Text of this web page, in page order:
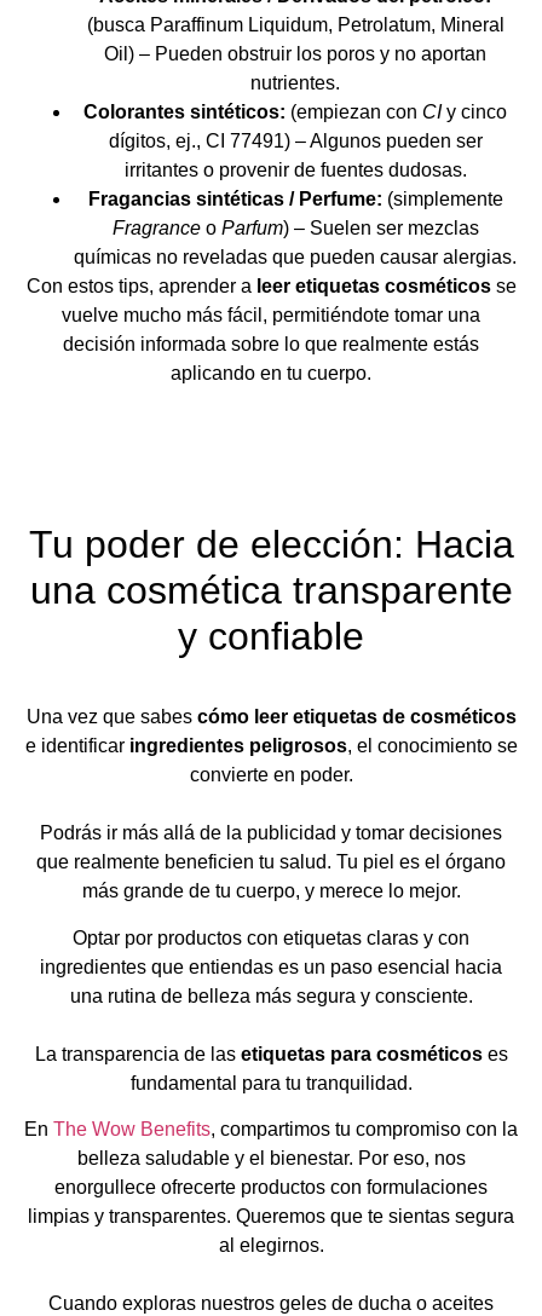
(busca Paraffinum Liquidum, Petrolatum, Mineral
Oil) – Pueden obstruir los poros y no aportan
nutrientes.
Colorantes sintéticos: (empiezan con CIy cinco
dígitos, ej., CI 77491) – Algunos pueden ser
irritantes o provenir de fuentes dudosas.
Fragancias sintéticas / Perfume: (simplemente
Fragranceo Parfum) – Suelen ser mezclas
químicas no reveladas que pueden causar alergias.
Con estos tips, aprender a leer etiquetas cosméticosse
vuelve mucho más fácil, permitiéndote tomar una
decisión informada sobre lo que realmente estás
aplicando en tu cuerpo.
Tu poder de elección: Hacia
una cosmética transparente
y confiable
Una vez que sabes cómo leer etiquetas de cosméticos
e identificar ingredientes peligrosos, el conocimiento se
convierte en poder.
Podrás ir más allá de la publicidad y tomar decisiones
que realmente beneficien tu salud. Tu piel es el órgano
más grande de tu cuerpo, y merece lo mejor.
Optar por productos con etiquetas claras y con
ingredientes que entiendas es un paso esencial hacia
una rutina de belleza más segura y consciente.
La transparencia de las etiquetas para cosméticoses
fundamental para tu tranquilidad.
En The Wow Benefits, compartimos tu compromiso con la
belleza saludable y el bienestar. Por eso, nos
enorgullece ofrecerte productos con formulaciones
limpias y transparentes. Queremos que te sientas segura
al elegirnos.
Cuando exploras nuestros geles de ducha o aceites